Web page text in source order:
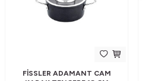
FISSLER ADAMANT CAM